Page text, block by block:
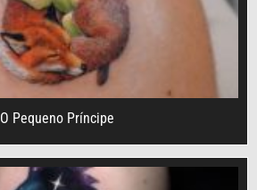
O Pequeno Príncipe